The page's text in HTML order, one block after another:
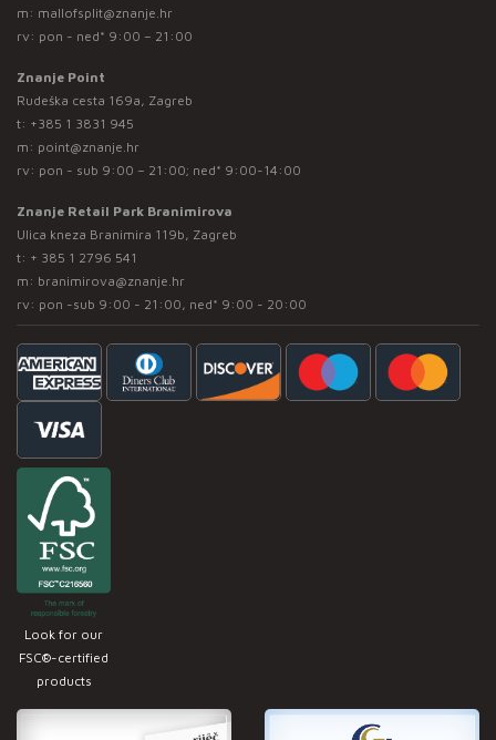
m: mallofsplit@znanje.hr
rv: pon - ned* 9:00 – 21:00
Znanje Point
Rudeška cesta 169a, Zagreb
t: +385 1 3831 945
m: point@znanje.hr
rv: pon - sub 9:00 – 21:00; ned* 9:00-14:00
Znanje Retail Park Branimirova
Ulica kneza Branimira 119b, Zagreb
t: + 385 1 2796 541
m: branimirova@znanje.hr
rv: pon -sub 9:00 - 21:00, ned* 9:00 - 20:00
Look for our
FSC®-certified
products